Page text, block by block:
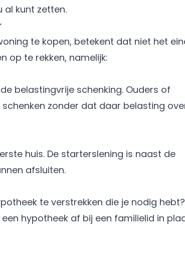
al kunt zetten.
te kopen, betekent dat niet het
op te rekken, namelijk:
belastingvrije schenking. Ouders of
zonder dat daar belasting
huis. De starterslening is naast de
afsluiten.
te verstrekken die je nodig
hypotheek af bij een familielid in